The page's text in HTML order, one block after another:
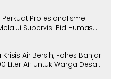
Perkuat Profesionalisme
Supervisi Bid Humas
Air Bersih, Polres Banjar
Liter Air untuk Warga Desa